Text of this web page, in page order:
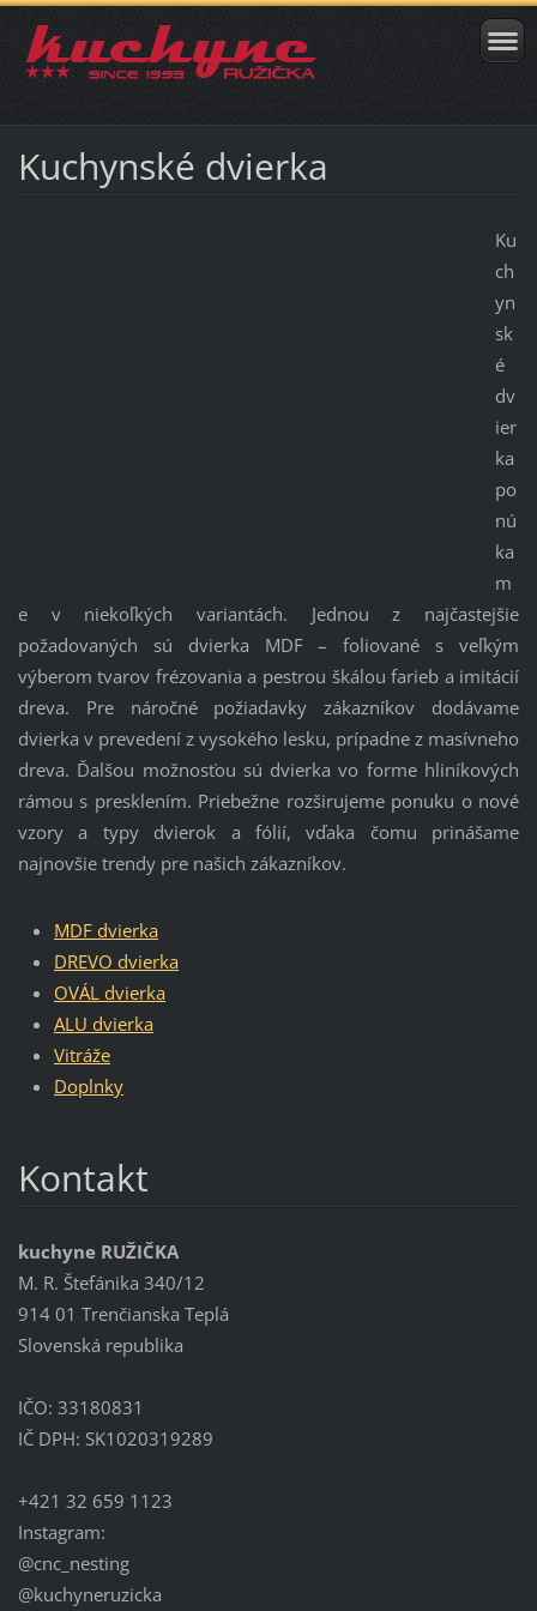
Kuchynské dvierka
Ku
ch
yn
sk
é
dv
ier
ka
po
nú
ka
m
e v niekoľkých variantách. Jednou z najčastejšie
požadovaných sú dvierka MDF – foliované s veľkým
výberom tvarov frézovania a pestrou škálou farieb a imitácií
dreva. Pre náročné požiadavky zákazníkov dodávame
dvierka v prevedení z vysokého lesku, prípadne z masívneho
dreva. Ďalšou možnosťou sú dvierka vo forme hliníkových
rámou s presklením. Priebežne rozširujeme ponuku o nové
vzory a typy dvierok a fólií, vďaka čomu prinášame
najnovšie trendy pre našich zákazníkov.
MDF dvierka
DREVO dvierka
OVÁL dvierka
ALU dvierka
Vitráže
Doplnky
Kontakt
kuchyne RUŽIČKA
M. R. Štefánika 340/12
914 01 Trenčianska Teplá
Slovenská republika
IČO: 33180831
IČ DPH: SK1020319289
+421 32 659 1123
Instagram:
@cnc_nesting
@kuchyneruzicka